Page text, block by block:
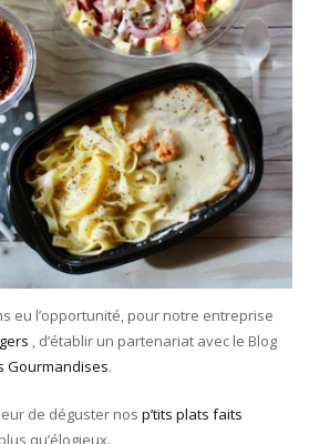
eu l’opportunité, pour notre entreprise
, d’établir un partenariat avec le Blog
Gourmandises.
de déguster nos p’tits plats faits
qu’élogieux.